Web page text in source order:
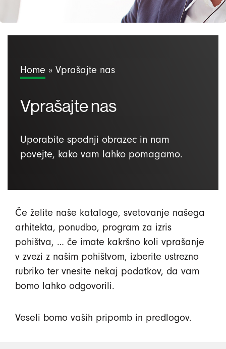
Home » Vprašajte nas
Vprašajte nas
Uporabite spodnji obrazec in nam
povejte, kako vam lahko pomagamo.
Če želite naše kataloge, svetovanje našega
arhitekta, ponudbo, program za izris
pohištva, … če imate kakršno koli vprašanje
v zvezi z našim pohištvom, izberite ustrezno
rubriko ter vnesite nekaj podatkov, da vam
bomo lahko odgovorili.
Veseli bomo vaših pripomb in predlogov.